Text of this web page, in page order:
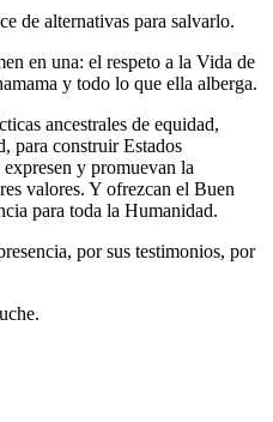
de alternativas para salvarlo.
en una: el respeto a la Vida de
y todo lo que ella alberga.
ancestrales de equidad,
para construir Estados
y promuevan la
valores. Y ofrezcan el Buen
para toda la Humanidad.
por sus testimonios, por